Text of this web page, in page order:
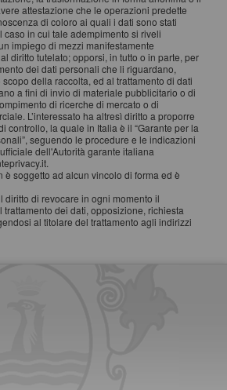
attestazione che le operazioni predette
di coloro ai quali i dati sono stati
caso in cui tale adempimento si riveli
impiego di mezzi manifestamente
diritto tutelato; opporsi, in tutto o in parte, per
dei dati personali che li riguardano,
della raccolta, ed al trattamento di dati
a fini di invio di materiale pubblicitario o di
di ricerche di mercato o di
L’interessato ha altresì diritto a proporre
controllo, la quale in Italia è il “Garante per la
seguendo le procedure e le indicazioni
dell'Autorità garante italiana
è soggetto ad alcun vincolo di forma ed è
diritto di revocare in ogni momento il
trattamento dei dati, opposizione, richiesta
al titolare del trattamento agli indirizzi